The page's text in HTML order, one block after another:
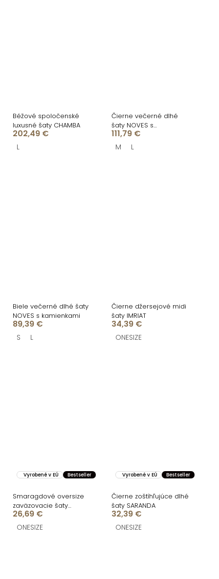
Béžové spoločenské
luxusné šaty CHAMBA
202,49 €
L
Čierne večerné dlhé
šaty NOVES s
kamienkami
111,79 €
M L
Biele večerné dlhé šaty
NOVES s kamienkami
89,39 €
S L
Čierne džersejové midi
šaty IMRIAT
34,39 €
ONESIZE
Vyrobené v EÚ Bestseller
Smaragdové oversize
zaväzovacie šaty
GRANDIE
26,69 €
ONESIZE
Vyrobené v EÚ Bestseller
Čierne zoštíhľujúce dlhé
šaty SARANDA
32,39 €
ONESIZE